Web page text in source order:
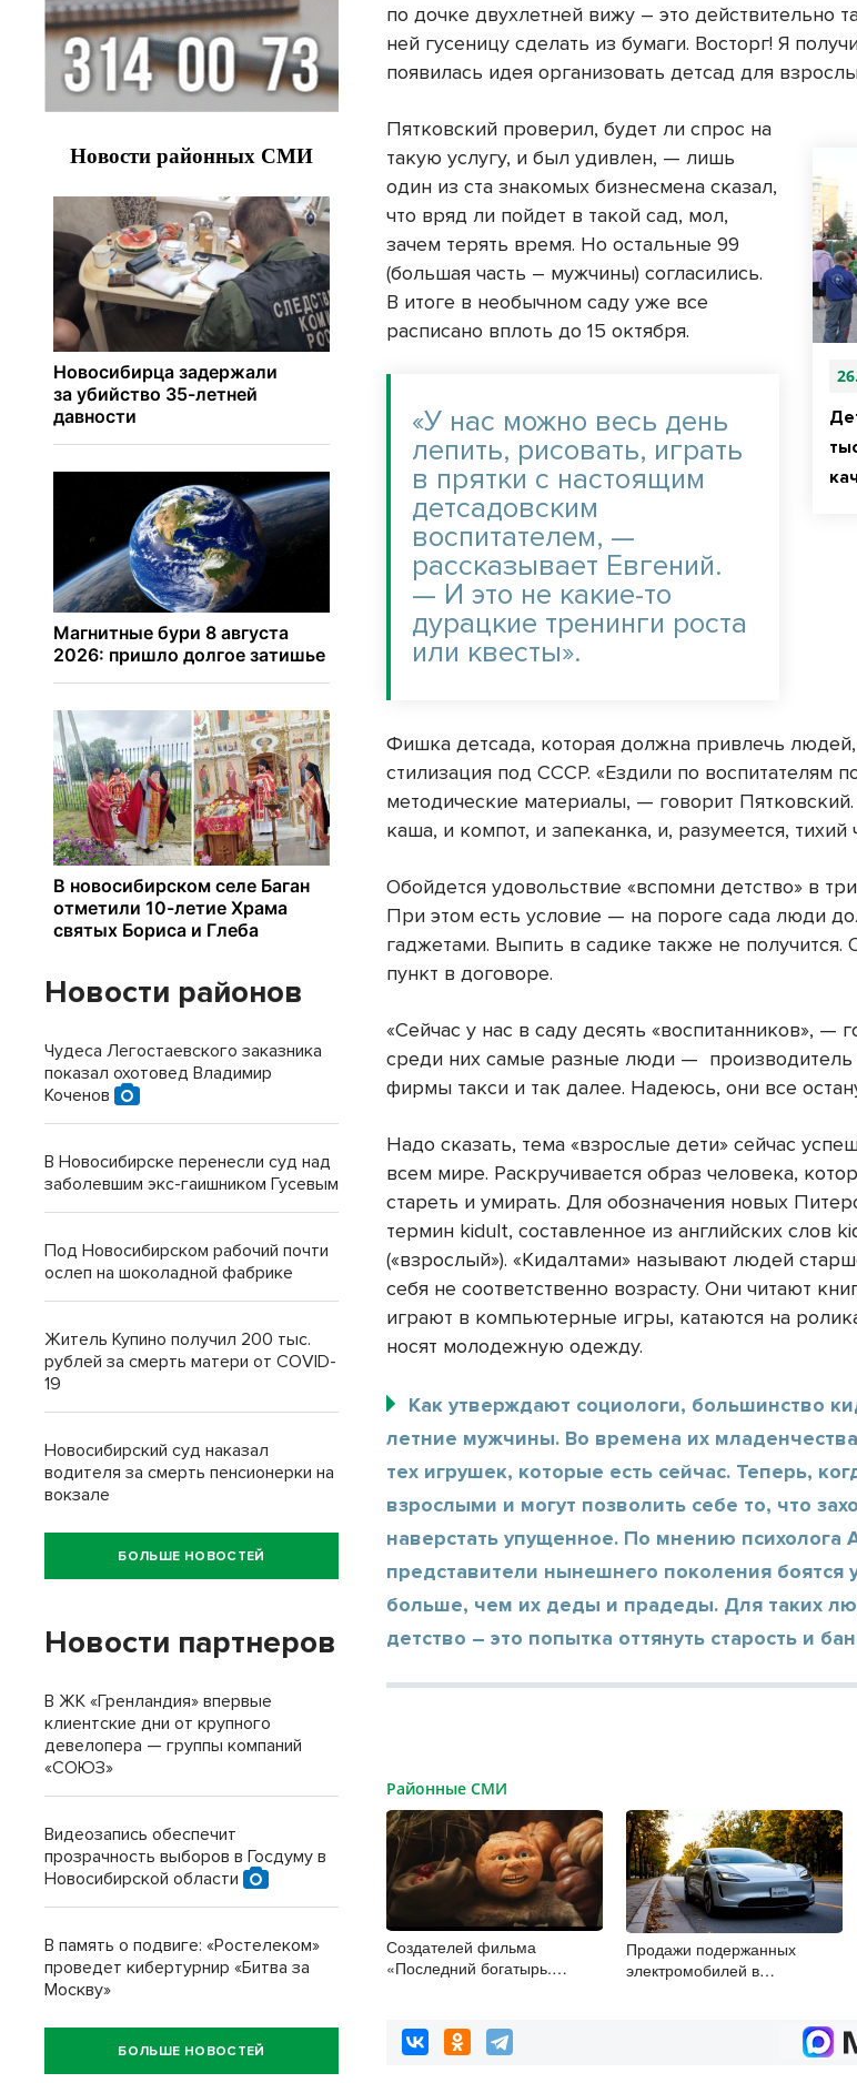
по дочке двухлетней вижу – это действительно
ней гусеницу сделать из бумаги. Восторг! Я
появилась идея организовать детсад для
Пятковский проверил, будет ли спрос на
такую услугу, и был удивлен, — лишь
один из ста знакомых бизнесмена сказал,
что вряд ли пойдет в такой сад, мол,
зачем терять время. Но остальные 99
(большая часть – мужчины) согласились.
В итоге в необычном саду уже все
расписано вплоть до 15 октября.
«У нас можно весь день
лепить, рисовать, играть
в прятки с настоящим
детсадовским
воспитателем, —
рассказывает Евгений.
— И это не какие-то
дурацкие тренинги роста
или квесты».
Фишка детсада, которая должна привлечь
стилизация под СССР. «Ездили по воспитателям
методические материалы, — говорит
каша, и компот, и запеканка, и, разумеется, тихий
Обойдется удовольствие «вспомни детство» в
При этом есть условие — на пороге сада люди
гаджетами. Выпить в садике также не
пункт в договоре.
«Сейчас у нас в саду десять «воспитанников», —
среди них самые разные люди — производитель
фирмы такси и так далее. Надеюсь, они все
Надо сказать, тема «взрослые дети» сейчас
всем мире. Раскручивается образ человека,
стареть и умирать. Для обозначения новых
термин kidult, составленное из английских слов
(«взрослый»). «Кидалтами» называют людей
себя не соответственно возрасту. Они читают
играют в компьютерные игры, катаются на
носят молодежную одежду.
Как утверждают социологи, большинство
летние мужчины. Во времена их
тех игрушек, которые есть сейчас. Теперь,
взрослыми и могут позволить себе то, что
наверстать упущенное. По мнению психолога
представители нынешнего поколения боятся
больше, чем их деды и прадеды. Для таких
детство – это попытка оттянуть старость и
Районные СМИ
Создателей фильма
«Последний богатырь.
Продажи подержанных
электромобилей в
Новости районов
Чудеса Легостаевского заказника
показал охотовед Владимир
Коченов
В Новосибирске перенесли суд над
заболевшим экс-гаишником Гусевым
Под Новосибирском рабочий почти
ослеп на шоколадной фабрике
Житель Купино получил 200 тыс.
рублей за смерть матери от COVID-
19
Новосибирский суд наказал
водителя за смерть пенсионерки на
вокзале
БОЛЬШЕ НОВОСТЕЙ
Новости партнеров
В ЖК «Гренландия» впервые
клиентские дни от крупного
девелопера — группы компаний
«СОЮЗ»
Видеозапись обеспечит
прозрачность выборов в Госдуму в
Новосибирской области
В память о подвиге: «Ростелеком»
проведет кибертурнир «Битва за
Москву»
БОЛЬШЕ НОВОСТЕЙ